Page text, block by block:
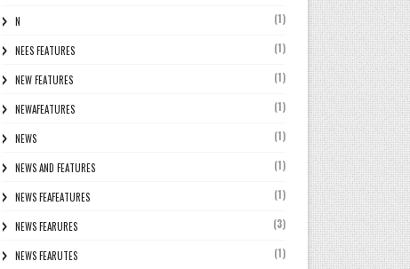
N (1)
NEES FEATURES (1)
NEW FEATURES (1)
NEWAFEATURES (1)
NEWS (1)
NEWS AND FEATURES (1)
NEWS FEAFEATURES (1)
NEWS FEARURES (3)
NEWS FEARUTES (1)